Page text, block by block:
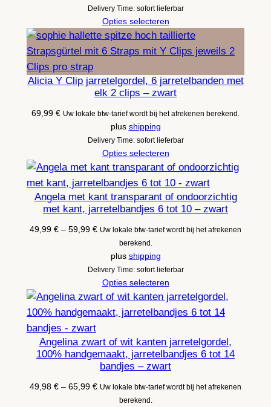
Delivery Time: sofort lieferbar
Opties selecteren
Alicia Y Clip jarretelgordel, 6 jarretelbanden met
elk 2 clips – zwart
69,99 € Uw lokale btw-tarief wordt bij het afrekenen berekend.
plus shipping
Delivery Time: sofort lieferbar
Opties selecteren
Angela met kant transparant of ondoorzichtig
met kant, jarretelbandjes 6 tot 10 – zwart
49,99 € – 59,99 €Prijsklasse:
49,99 €
59,99 €
Uw lokale btw-tarief wordt bij het afrekenen
berekend.
plus shipping
Delivery Time: sofort lieferbar
Opties selecteren
Angelina zwart of wit kanten jarretelgordel,
100% handgemaakt, jarretelbandjes 6 tot 14
bandjes – zwart
49,98 € – 65,99 €Prijsklasse:
49,98 €
Uw lokale btw-tarief wordt bij het afrekenen
berekend.